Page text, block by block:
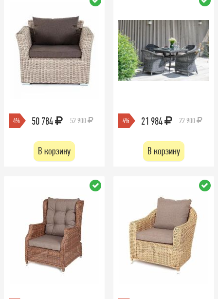
-4% 50 784 52 900
В корзину
-4% 21 984 22 900
В корзину